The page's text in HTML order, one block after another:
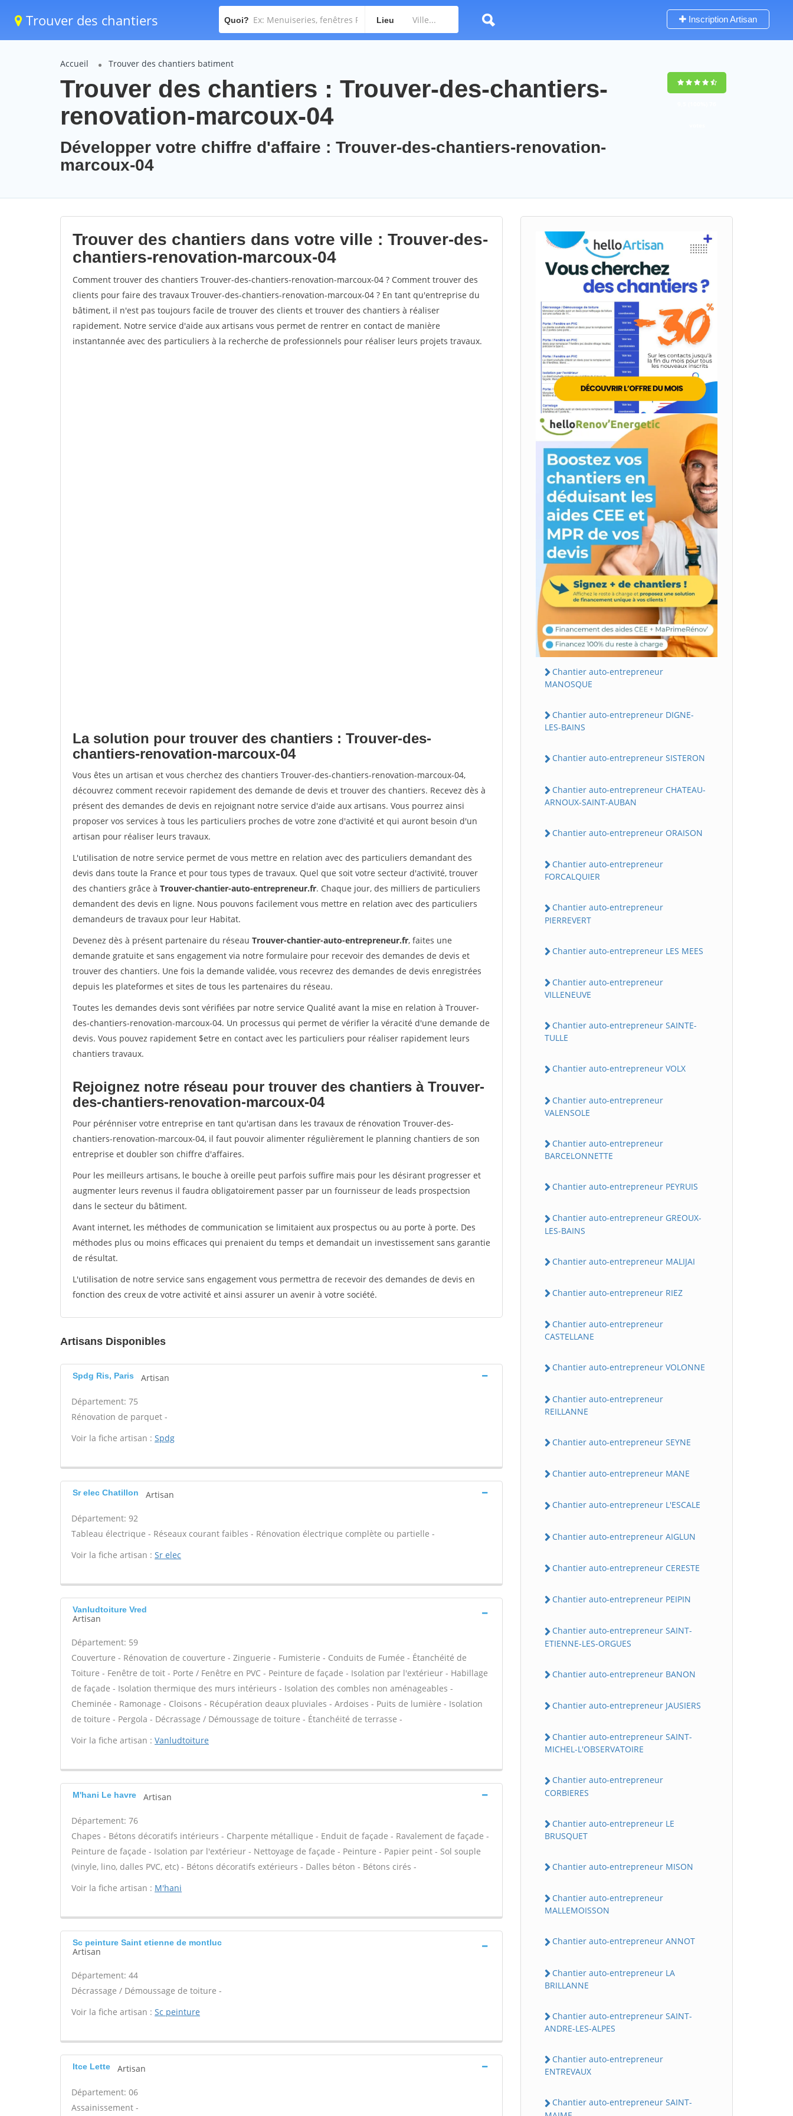
Trouver des chantiers Quoi? Lieu Inscription Artisan
Accueil Trouver des chantiers batiment
Trouver des chantiers : Trouver-des-chantiers-
renovation-marcoux-04
Développer votre chiffre d'affaire : Trouver-des-chantiers-renovation-
marcoux-04
Trouver des chantiers dans votre ville : Trouver-des-
chantiers-renovation-marcoux-04
Comment trouver des chantiers Trouver-des-chantiers-renovation-marcoux-04 ? Comment trouver des
clients pour faire des travaux Trouver-des-chantiers-renovation-marcoux-04 ? En tant qu'entreprise du
bâtiment, il n'est pas toujours facile de trouver des clients et trouver des chantiers à réaliser
rapidement. Notre service d'aide aux artisans vous permet de rentrer en contact de manière
instantannée avec des particuliers à la recherche de professionnels pour réaliser leurs projets travaux.
La solution pour trouver des chantiers : Trouver-des-
chantiers-renovation-marcoux-04
Vous êtes un artisan et vous cherchez des chantiers Trouver-des-chantiers-renovation-marcoux-04,
découvrez comment recevoir rapidement des demande de devis et trouver des chantiers. Recevez dès à
présent des demandes de devis en rejoignant notre service d'aide aux artisans. Vous pourrez ainsi
proposer vos services à tous les particuliers proches de votre zone d'activité et qui auront besoin d'un
artisan pour réaliser leurs travaux.
L'utilisation de notre service permet de vous mettre en relation avec des particuliers demandant des
devis dans toute la France et pour tous types de travaux. Quel que soit votre secteur d'activité, trouver
des chantiers grâce à Trouver-chantier-auto-entrepreneur.fr. Chaque jour, des milliers de particuliers
demandent des devis en ligne. Nous pouvons facilement vous mettre en relation avec des particuliers
demandeurs de travaux pour leur Habitat.
Devenez dès à présent partenaire du réseau Trouver-chantier-auto-entrepreneur.fr, faites une
demande gratuite et sans engagement via notre formulaire pour recevoir des demandes de devis et
trouver des chantiers. Une fois la demande validée, vous recevrez des demandes de devis enregistrées
depuis les plateformes et sites de tous les partenaires du réseau.
Toutes les demandes devis sont vérifiées par notre service Qualité avant la mise en relation à Trouver-
des-chantiers-renovation-marcoux-04. Un processus qui permet de vérifier la véracité d'une demande de
devis. Vous pouvez rapidement $etre en contact avec les particuliers pour réaliser rapidement leurs
chantiers travaux.
Rejoignez notre réseau pour trouver des chantiers à Trouver-
des-chantiers-renovation-marcoux-04
Pour pérénniser votre entreprise en tant qu'artisan dans les travaux de rénovation Trouver-des-
chantiers-renovation-marcoux-04, il faut pouvoir alimenter régulièrement le planning chantiers de son
entreprise et doubler son chiffre d'affaires.
Pour les meilleurs artisans, le bouche à oreille peut parfois suffire mais pour les désirant progresser et
augmenter leurs revenus il faudra obligatoirement passer par un fournisseur de leads prospectsion
dans le secteur du bâtiment.
Avant internet, les méthodes de communication se limitaient aux prospectus ou au porte à porte. Des
méthodes plus ou moins efficaces qui prenaient du temps et demandait un investissement sans garantie
de résultat.
L'utilisation de notre service sans engagement vous permettra de recevoir des demandes de devis en
fonction des creux de votre activité et ainsi assurer un avenir à votre société.
Artisans Disponibles
Spdg Ris, Paris Artisan
Département: 75
Rénovation de parquet -
Voir la fiche artisan : Spdg
Sr elec Chatillon Artisan
Département: 92
Tableau électrique - Réseaux courant faibles - Rénovation électrique complète ou partielle -
Voir la fiche artisan : Sr elec
Vanludtoiture Vred
Artisan
Département: 59
Couverture - Rénovation de couverture - Zinguerie - Fumisterie - Conduits de Fumée - Étanchéité de
Toiture - Fenêtre de toit - Porte / Fenêtre en PVC - Peinture de façade - Isolation par l'extérieur - Habillage
de façade - Isolation thermique des murs intérieurs - Isolation des combles non aménageables -
Cheminée - Ramonage - Cloisons - Récupération deaux pluviales - Ardoises - Puits de lumière - Isolation
de toiture - Pergola - Décrassage / Démoussage de toiture - Étanchéité de terrasse -
Voir la fiche artisan : Vanludtoiture
M'hani Le havre Artisan
Département: 76
Chapes - Bétons décoratifs intérieurs - Charpente métallique - Enduit de façade - Ravalement de façade -
Peinture de façade - Isolation par l'extérieur - Nettoyage de façade - Peinture - Papier peint - Sol souple
(vinyle, lino, dalles PVC, etc) - Bétons décoratifs extérieurs - Dalles béton - Bétons cirés -
Voir la fiche artisan : M'hani
Sc peinture Saint etienne de montluc
Artisan
Département: 44
Décrassage / Démoussage de toiture -
Voir la fiche artisan : Sc peinture
Itce Lette Artisan
Département: 06
Assainissement -
Chantier auto-entrepreneur
MANOSQUE
Chantier auto-entrepreneur DIGNE-
LES-BAINS
Chantier auto-entrepreneur SISTERON
Chantier auto-entrepreneur CHATEAU-
ARNOUX-SAINT-AUBAN
Chantier auto-entrepreneur ORAISON
Chantier auto-entrepreneur
FORCALQUIER
Chantier auto-entrepreneur
PIERREVERT
Chantier auto-entrepreneur LES MEES
Chantier auto-entrepreneur
VILLENEUVE
Chantier auto-entrepreneur SAINTE-
TULLE
Chantier auto-entrepreneur VOLX
Chantier auto-entrepreneur
VALENSOLE
Chantier auto-entrepreneur
BARCELONNETTE
Chantier auto-entrepreneur PEYRUIS
Chantier auto-entrepreneur GREOUX-
LES-BAINS
Chantier auto-entrepreneur MALIJAI
Chantier auto-entrepreneur RIEZ
Chantier auto-entrepreneur
CASTELLANE
Chantier auto-entrepreneur VOLONNE
Chantier auto-entrepreneur
REILLANNE
Chantier auto-entrepreneur SEYNE
Chantier auto-entrepreneur MANE
Chantier auto-entrepreneur L'ESCALE
Chantier auto-entrepreneur AIGLUN
Chantier auto-entrepreneur CERESTE
Chantier auto-entrepreneur PEIPIN
Chantier auto-entrepreneur SAINT-
ETIENNE-LES-ORGUES
Chantier auto-entrepreneur BANON
Chantier auto-entrepreneur JAUSIERS
Chantier auto-entrepreneur SAINT-
MICHEL-L'OBSERVATOIRE
Chantier auto-entrepreneur
CORBIERES
Chantier auto-entrepreneur LE
BRUSQUET
Chantier auto-entrepreneur MISON
Chantier auto-entrepreneur
MALLEMOISSON
Chantier auto-entrepreneur ANNOT
Chantier auto-entrepreneur LA
BRILLANNE
Chantier auto-entrepreneur SAINT-
ANDRE-LES-ALPES
Chantier auto-entrepreneur
ENTREVAUX
Chantier auto-entrepreneur SAINT-